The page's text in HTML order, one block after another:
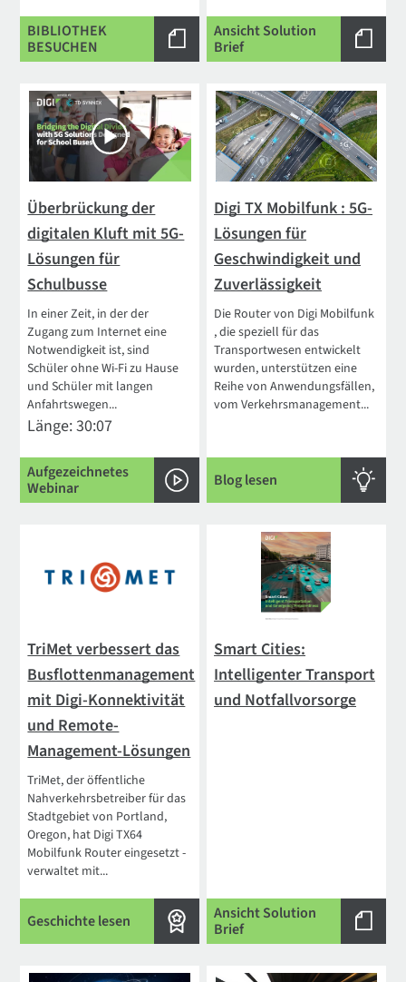
BIBLIOTHEK
BESUCHEN
Ansicht Solution
Brief
Überbrückung der
digitalen Kluft mit 5G-
Lösungen für
Schulbusse
In einer Zeit, in der der
Zugang zum Internet eine
Notwendigkeit ist, sind
Schüler ohne Wi-Fi zu Hause
und Schüler mit langen
Anfahrtswegen...
Länge: 30:07
Aufgezeichnetes
Webinar
Digi TX Mobilfunk : 5G-
Lösungen für
Geschwindigkeit und
Zuverlässigkeit
Die Router von Digi Mobilfunk
, die speziell für das
Transportwesen entwickelt
wurden, unterstützen eine
Reihe von Anwendungsfällen,
vom Verkehrsmanagement...
Blog lesen
TriMet verbessert das
Busflottenmanagement
mit Digi-Konnektivität
und Remote-
Management-Lösungen
TriMet, der öffentliche
Nahverkehrsbetreiber für das
Stadtgebiet von Portland,
Oregon, hat Digi TX64
Mobilfunk Router eingesetzt -
verwaltet mit...
Geschichte lesen
Smart Cities:
Intelligenter Transport
und Notfallvorsorge
Ansicht Solution
Brief